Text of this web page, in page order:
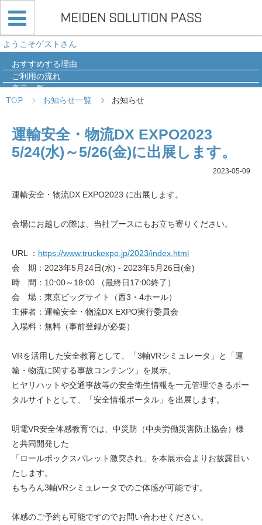
ようこそゲストさん
おすすめする理由
ご利用の流れ
商品一覧
導入事例
TOP お知らせ一覧 お知らせ
運輸安全・物流DX EXPO2023
5/24(水)～5/26(金)に出展します。
2023-05-09
運輸安全・物流DX EXPO2023 に出展します。
会場にお越しの際は、当社ブースにもお立ち寄りください。
URL ： https://www.truckexpo.jp/2023/index.html
会 期：2023年5月24日(水) - 2023年5月26日(金)
時 間：10:00～18:00 （最終日17:00終了）
会 場：東京ビッグサイト（西3・4ホール）
主催者：運輸安全・物流DX EXPO実行委員会
入場料：無料（事前登録が必要）
VRを活用した安全教育として、「3軸VRシミュレータ」と「運
輸・物流に関する事故コンテンツ」を展示、
ヒヤリハットや交通事故等の安全衛生情報を一元管理できるポー
タルサイトとして、「安全情報ポータル」を出展します。
明電VR安全体感教育では、中災防（中央労働災害防止協会）様
と共同開発した
「ロールボックスパレット激突され」を本展示会よりお披露目い
たします。
もちろん3軸VRシミュレータでのご体感が可能です。
体感のご予約も可能ですのでお問い合わせください。